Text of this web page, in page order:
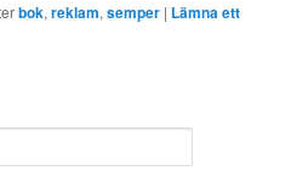
bok,reklam,semper | Lämna ett